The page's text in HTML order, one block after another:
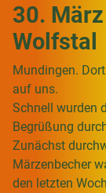
30.
Wolfstal
Mundingen.
auf uns.
Schnell wurden
Begrüßung
Zunächst
Märzenbecher
den letzten